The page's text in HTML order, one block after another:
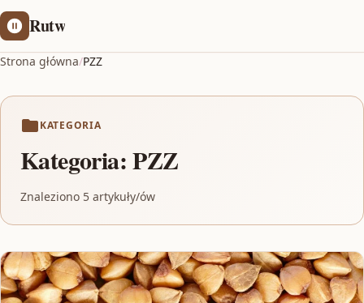
Rutw
Strona główna/PZZ
KATEGORIA
Kategoria:PZZ
Znaleziono 5 artykuły/ów